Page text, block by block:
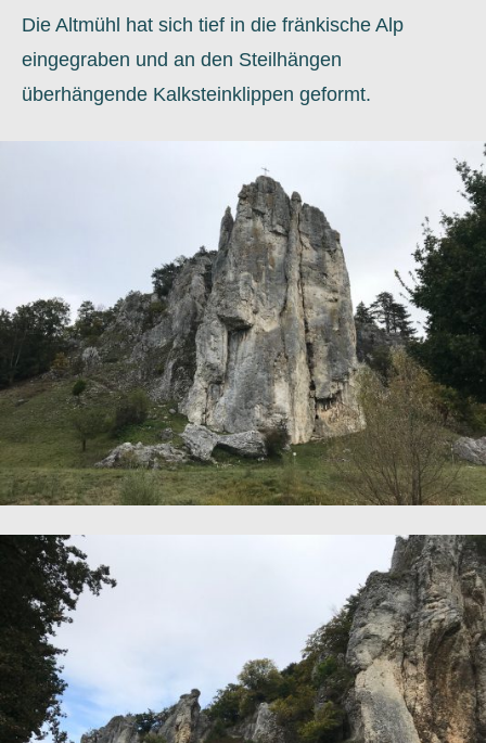
Die Altmühl hat sich tief in die fränkische Alp
eingegraben und an den Steilhängen
überhängende Kalksteinklippen geformt.